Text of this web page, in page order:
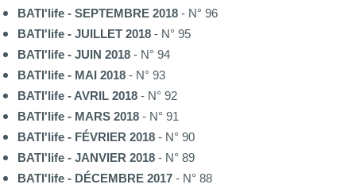
BATI'life - SEPTEMBRE 2018 - N° 96
BATI'life - JUILLET 2018 - N° 95
BATI'life - JUIN 2018 - N° 94
BATI'life - MAI 2018 - N° 93
BATI'life - AVRIL 2018 - N° 92
BATI'life - MARS 2018 - N° 91
BATI'life - FÉVRIER 2018 - N° 90
BATI'life - JANVIER 2018 - N° 89
BATI'life - DÉCEMBRE 2017 - N° 88